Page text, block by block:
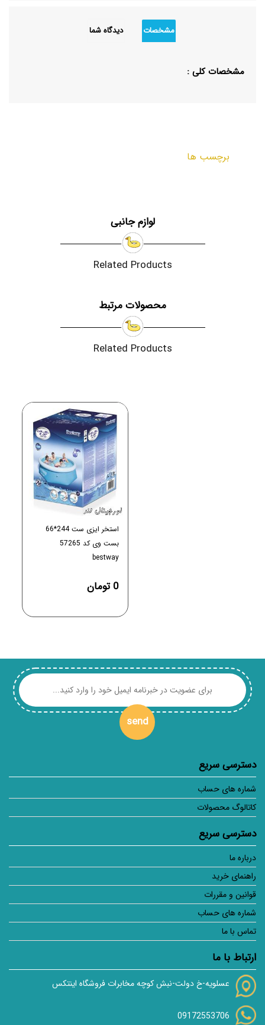
مشخصات دیدگاه شما
مشخصات کلی :
برچسب ها
لوازم جانبی
Related Products
محصولات مرتبط
Related Products
استخر ایزی ست 244*66
بست وی کد 57265
bestway
0 تومان
send
دسترسی سریع
شماره های حساب
کاتالوگ محصولات
دسترسی سریع
درباره ما
راهنمای خرید
قوانین و مقررات
شماره های حساب
تماس با ما
ارتباط با ما
عسلویه-خ دولت-نبش کوچه مخابرات فروشگاه اینتکس
09172553706